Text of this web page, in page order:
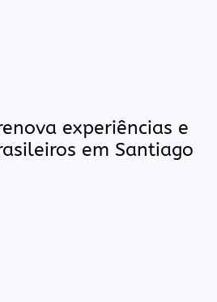
experiências e
em Santiago